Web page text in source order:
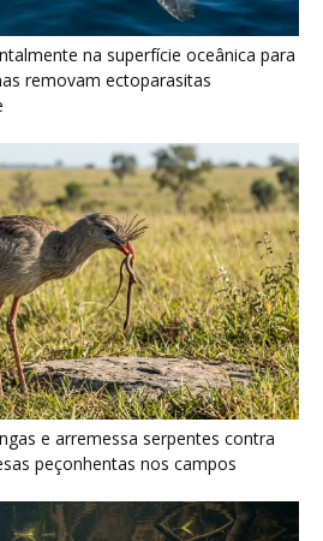
e arremessa serpentes contra
peçonhentas nos campos
elétricas em grupo para
e atordoar cardumes de peixes